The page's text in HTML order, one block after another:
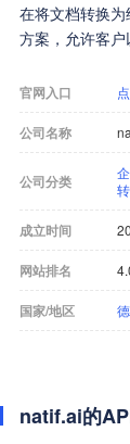
在将文档转换
方案，允许客户
官网入口
公司名称
公司分类
成立时间
网站排名
国家/地区
natif.ai的